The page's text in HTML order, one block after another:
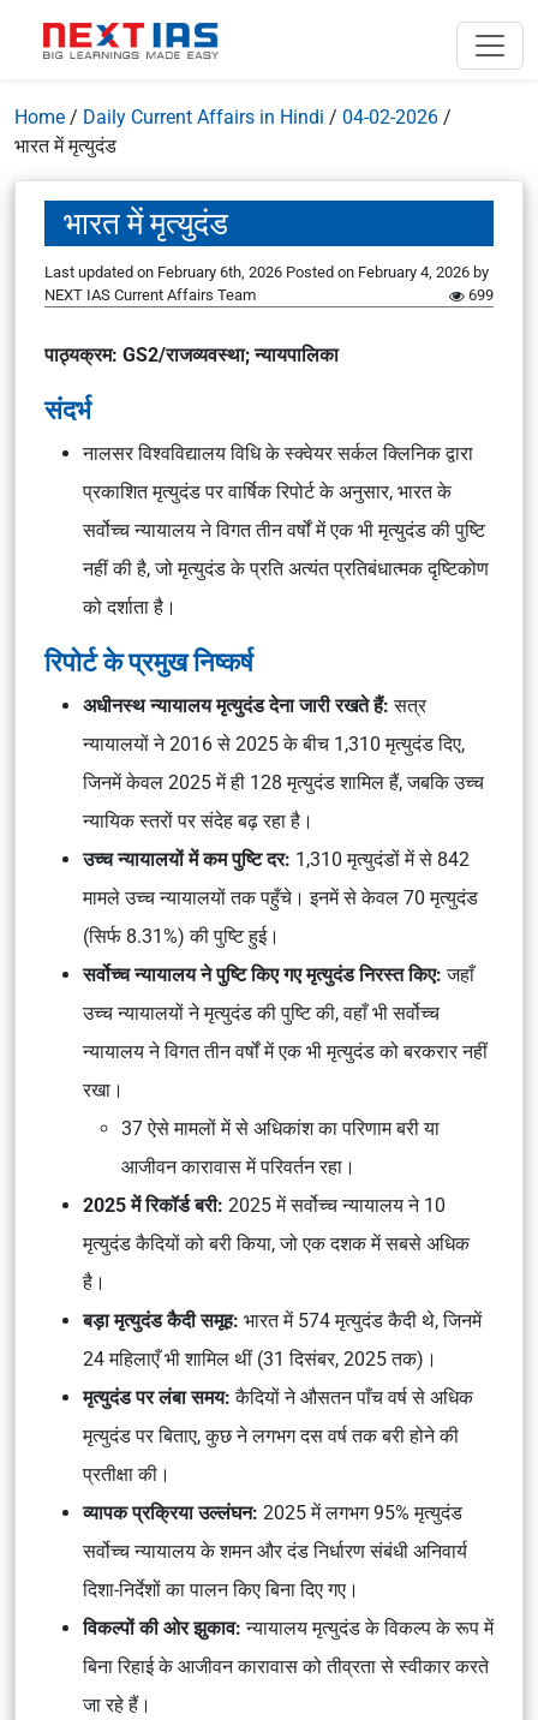
Home / Daily Current Affairs in Hindi / 04-02-2026 /
भारत में मृत्युदंड
भारत में मृत्युदंड
Last updated on February 6th, 2026 Posted on February 4, 2026 by
NEXT IAS Current Affairs Team
699
पाठ्यक्रम: GS2/राजव्यवस्था; न्यायपालिका
संदर्भ
नालसर विश्वविद्यालय विधि केस्क्वेयर सर्कल क्लिनिकद्वारा
प्रकाशित मृत्युदंड पर वार्षिक रिपोर्ट के अनुसार, भारत के
सर्वोच्च न्यायालय ने विगत तीन वर्षों में एक भी मृत्युदंड की पुष्टि
नहीं की है, जो मृत्युदंड के प्रति अत्यंत प्रतिबंधात्मक दृष्टिकोण
को दर्शाता है।
रिपोर्ट के प्रमुख निष्कर्ष
अधीनस्थ न्यायालय मृत्युदंड देना जारी रखते हैं: सत्र
न्यायालयों ने 2016 से 2025 के बीच 1,310 मृत्युदंड दिए,
जिनमें केवल 2025 में ही 128 मृत्युदंड शामिल हैं, जबकि उच्च
न्यायिक स्तरों पर संदेह बढ़ रहा है।
उच्च न्यायालयों में कम पुष्टि दर: 1,310 मृत्युदंडों में से 842
मामले उच्च न्यायालयों तक पहुँचे। इनमें से केवल 70 मृत्युदंड
(सिर्फ 8.31%) की पुष्टि हुई।
सर्वोच्च न्यायालय ने पुष्टि किए गए मृत्युदंड निरस्त किए: जहाँ
उच्च न्यायालयों ने मृत्युदंड की पुष्टि की, वहाँ भी सर्वोच्च
न्यायालय ने विगत तीन वर्षों में एक भी मृत्युदंड को बरकरार नहीं
रखा।
37 ऐसे मामलों में से अधिकांश का परिणाम बरी या
आजीवन कारावास में परिवर्तन रहा।
2025 में रिकॉर्ड बरी: 2025 में सर्वोच्च न्यायालय ने 10
मृत्युदंड कैदियों को बरी किया, जो एक दशक में सबसे अधिक
है।
बड़ा मृत्युदंड कैदी समूह: भारत में 574 मृत्युदंड कैदी थे, जिनमें
24 महिलाएँ भी शामिल थीं (31 दिसंबर, 2025 तक)।
मृत्युदंड पर लंबा समय: कैदियों ने औसतन पाँच वर्ष से अधिक
मृत्युदंड पर बिताए, कुछ ने लगभग दस वर्ष तक बरी होने की
प्रतीक्षा की।
व्यापक प्रक्रिया उल्लंघन: 2025 में लगभग 95% मृत्युदंड
सर्वोच्च न्यायालय के शमन और दंड निर्धारण संबंधी अनिवार्य
दिशा-निर्देशों का पालन किए बिना दिए गए।
विकल्पों की ओर झुकाव: न्यायालय मृत्युदंड के विकल्प के रूप में
बिना रिहाई के आजीवन कारावास को तीव्रता से स्वीकार करते
जा रहे हैं।